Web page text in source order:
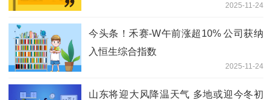
2025-11-24
今头条！禾赛-W午前涨超10% 公司获纳
入恒生综合指数
2025-11-24
山东将迎大风降温天气 多地或迎今冬初